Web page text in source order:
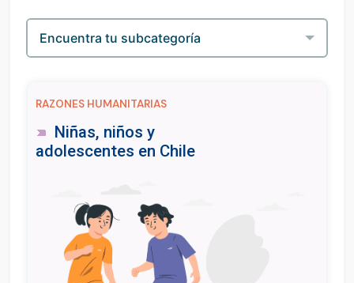
RAZONES HUMANITARIAS
Niñas, niños y
adolescentes en Chile